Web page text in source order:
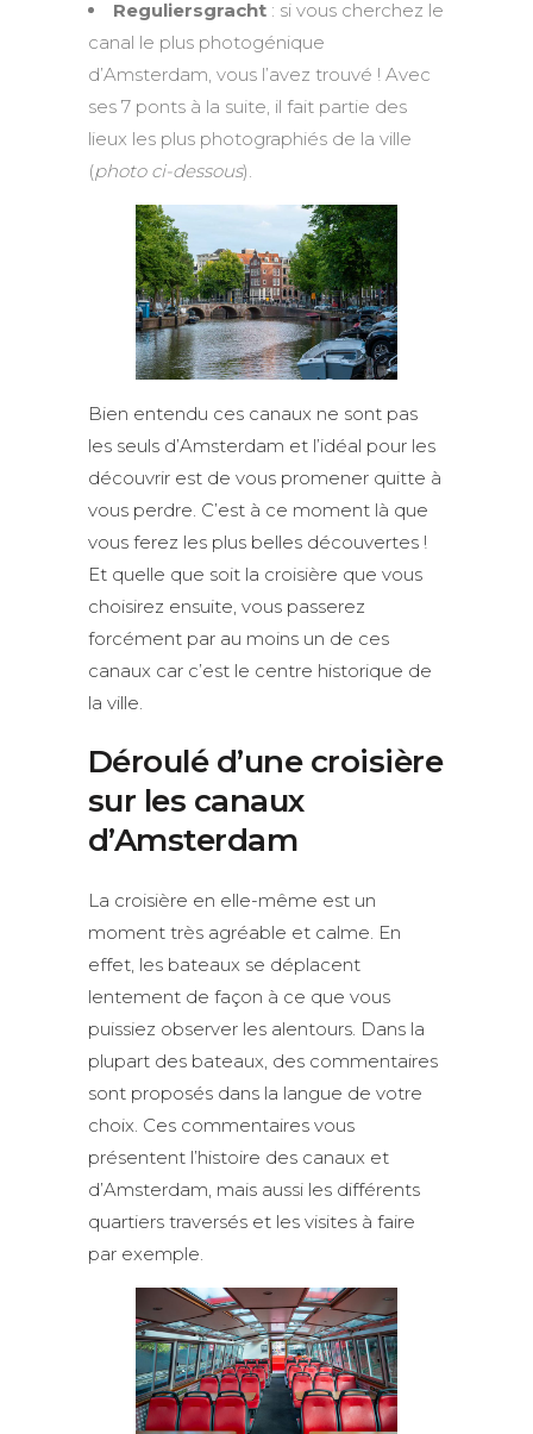
Reguliersgracht : si vous cherchez le
canal le plus photogénique
d’Amsterdam, vous l’avez trouvé ! Avec
ses 7 ponts à la suite, il fait partie des
lieux les plus photographiés de la ville
(photo ci-dessous).
Bien entendu ces canaux ne sont pas
les seuls d’Amsterdam et l’idéal pour les
découvrir est de vous promener quitte à
vous perdre. C’est à ce moment là que
vous ferez les plus belles découvertes !
Et quelle que soit la croisière que vous
choisirez ensuite, vous passerez
forcément par au moins un de ces
canaux car c’est le centre historique de
la ville.
Déroulé d’une croisière
sur les canaux
d’Amsterdam
La croisière en elle-même est un
moment très agréable et calme. En
effet, les bateaux se déplacent
lentement de façon à ce que vous
puissiez observer les alentours. Dans la
plupart des bateaux, des commentaires
sont proposés dans la langue de votre
choix. Ces commentaires vous
présentent l’histoire des canaux et
d’Amsterdam, mais aussi les différents
quartiers traversés et les visites à faire
par exemple.